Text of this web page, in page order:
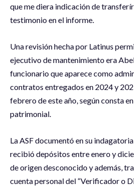
que me diera indicación de
testimonio en el informe.
Una revisión hecha por Latinus
ejecutivo de mantenimiento era
funcionario que aparece como
contratos entregados en 2024 y
febrero de este año, según consta
patrimonial.
La ASF documentó en su
recibió depósitos entre enero y
de origen desconocido y además,
cuenta personal del “Verificador o